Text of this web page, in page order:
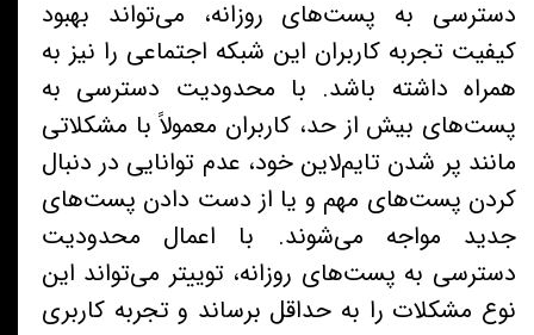
دسترسی به پست‌های روزانه، می‌تواند بهبود
کیفیت تجربه کاربران این شبکه اجتماعی را نیز به
همراه داشته باشد. با محدودیت دسترسی به
پست‌های بیش از حد، کاربران معمولاً با مشکلاتی
مانند پر شدن تایم‌لاین خود، عدم توانایی در دنبال
کردن پست‌های مهم و یا از دست دادن پست‌های
جدید مواجه می‌شوند. با اعمال محدودیت
دسترسی به پست‌های روزانه، توییتر می‌تواند این
نوع مشکلات را به حداقل برساند و تجربه کاربری